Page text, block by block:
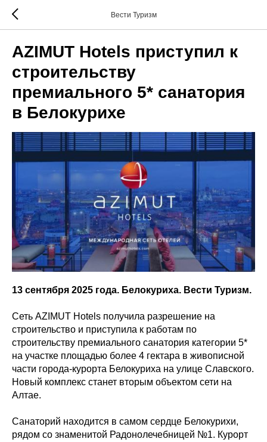
Вести Туризм
AZIMUT Hotels приступил к
строительству
премиального 5* санатория
в Белокурихе
13 сентября 2025 года. Белокуриха. Вести Туризм.
Сеть AZIMUT Hotels получила разрешение на
строительство и приступила к работам по
строительству премиального санатория категории 5*
на участке площадью более 4 гектара в живописной
части города-курорта Белокуриха на улице Славского.
Новый комплекс станет вторым объектом сети на
Алтае.
Санаторий находится в самом сердце Белокурихи,
рядом со знаменитой Радонолечебницей №1. Курорт